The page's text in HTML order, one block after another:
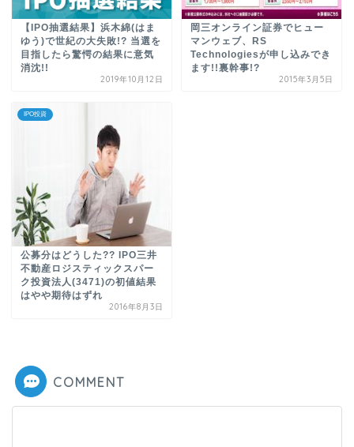
【IPO抽選結果】浜木綿(はま
ゆう)で世紀の大失敗!? 当選を
目指したら驚愕の結果に意気
消沈!!
2019年10月12日
岡三オンライン証券でヒュー
マンウェブ、RS
Technologiesが申し込みでき
ます!!裏幹事!?
2015年3月5日
IPO投資
公募分はどうした?? IPO三井
不動産ロジスティックスパー
ク投資法人(3471)の初値結果
はやや期待はずれ
2016年8月3日
COMMENT